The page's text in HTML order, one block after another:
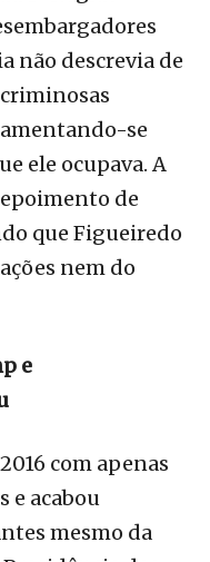
não descrevia de
se
ele ocupava. A
de
que Figueiredo
nem do
e
com apenas
e acabou
mesmo da